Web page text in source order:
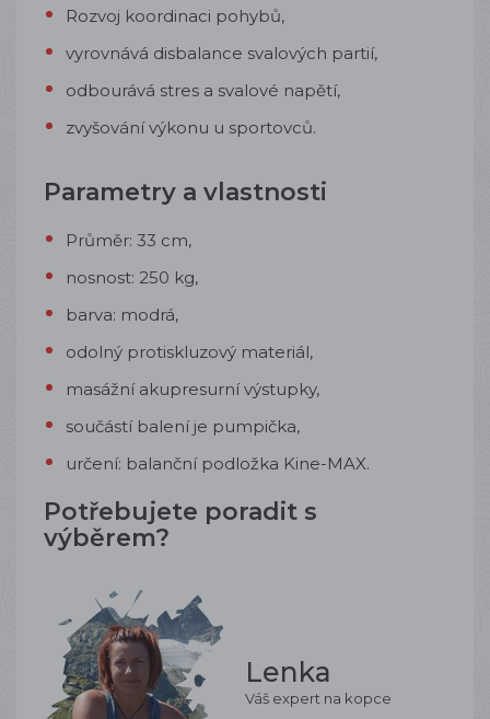
Rozvoj koordinaci pohybů,
vyrovnává disbalance svalových partií,
odbourává stres a svalové napětí,
zvyšování výkonu u sportovců.
Parametry a vlastnosti
Průměr: 33 cm,
nosnost: 250 kg,
barva: modrá,
odolný protiskluzový materiál,
masážní akupresurní výstupky,
součástí balení je pumpička,
určení: balanční podložka Kine-MAX.
Potřebujete poradit s
výběrem?
Lenka
Váš expert na kopce